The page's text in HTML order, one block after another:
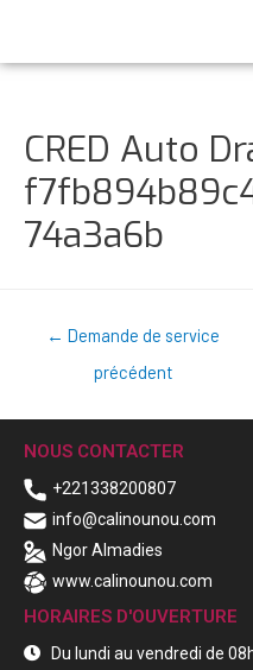
CRED Auto
74a3a6b
← Demande de service
précédent
NOUS CONTACTER
+221338200807
info@calinounou.com
Ngor Almadies
www.calinounou.com
HORAIRES D'OUVERTURE
Du lundi au vendredi de